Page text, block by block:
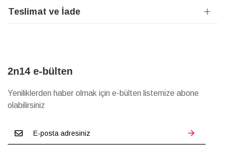
Teslimat ve İade
2n14 e-bülten
Yeniliklerden haber olmak için e-bülten listemize abone
olabilirsiniz